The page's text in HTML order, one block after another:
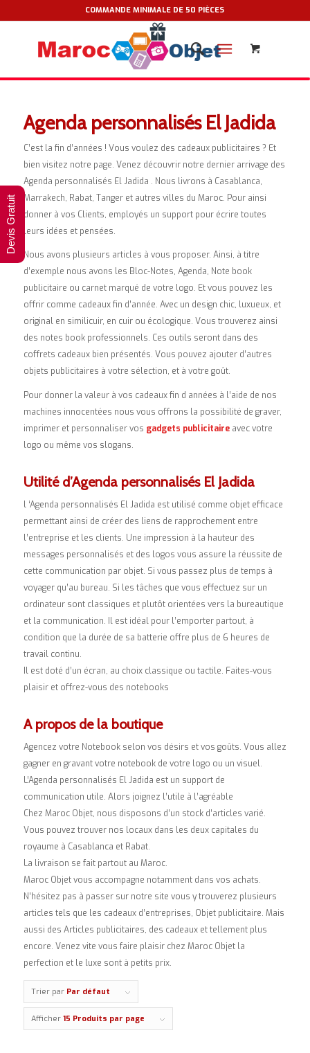
COMMANDE MINIMALE DE 50 PIÈCES
Agenda personnalisés El Jadida
C’est la fin d’années ! Vous voulez des cadeaux publicitaires ? Et
bien visitez notre page. Venez découvrir notre dernier arrivage des
Agenda personnalisés El Jadida . Nous livrons à Casablanca,
Marrakech, Rabat, Tanger et autres villes du Maroc. Pour ainsi
donner à vos Clients, employés un support pour écrire toutes
leurs idées et pensées.
Nous avons plusieurs articles à vous proposer. Ainsi, à titre
d’exemple nous avons les Bloc-Notes, Agenda, Note book
publicitaire ou carnet marqué de votre logo. Et vous pouvez les
offrir comme cadeaux fin d’année. Avec un design chic, luxueux, et
original en similicuir, en cuir ou écologique. Vous trouverez ainsi
des notes book professionnels. Ces outils seront dans des
coffrets cadeaux bien présentés. Vous pouvez ajouter d’autres
objets publicitaires à votre sélection, et à votre goût.
Pour donner la valeur à vos cadeaux fin d années à l’aide de nos
machines innocentées nous vous offrons la possibilité de graver,
imprimer et personnaliser vos gadgets publicitaire avec votre
logo ou même vos slogans.
Utilité d’Agenda personnalisés El Jadida
l ‘Agenda personnalisés El Jadida est utilisé comme objet efficace
permettant ainsi de créer des liens de rapprochement entre
l’entreprise et les clients. Une impression à la hauteur des
messages personnalisés et des logos vous assure la réussite de
cette communication par objet. Si vous passez plus de temps à
voyager qu’au bureau. Si les tâches que vous effectuez sur un
ordinateur sont classiques et plutôt orientées vers la bureautique
et la communication. Il est idéal pour l’emporter partout, à
condition que la durée de sa batterie offre plus de 6 heures de
travail continu.
Il est doté d’un écran, au choix classique ou tactile. Faites-vous
plaisir et offrez-vous des notebooks
A propos de la boutique
Agencez votre Notebook selon vos désirs et vos goûts. Vous allez
gagner en gravant votre notebook de votre logo ou un visuel.
L’Agenda personnalisés El Jadida est un support de
communication utile. Alors joignez l’utile à l’agréable
Chez Maroc Objet, nous disposons d’un stock d’articles varié.
Vous pouvez trouver nos locaux dans les deux capitales du
royaume à Casablanca et Rabat.
La livraison se fait partout au Maroc.
Maroc Objet vous accompagne notamment dans vos achats.
N’hésitez pas à passer sur notre site vous y trouverez plusieurs
articles tels que les cadeaux d’entreprises, Objet publicitaire. Mais
aussi des Articles publicitaires, des cadeaux et tellement plus
encore. Venez vite vous faire plaisir chez Maroc Objet la
perfection et le luxe sont à petits prix.
Trier par Par défaut
Afficher 15 Produits par page
Devis Gratuit